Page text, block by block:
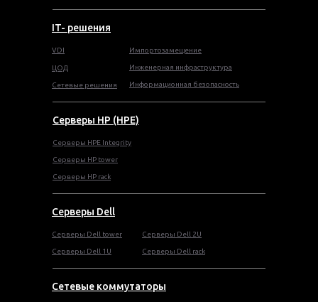
Серверы HP (HPE)
Серверы Dell
Сетевые коммутаторы
Серверы HPE Integrity
Cерверы HP tower
Cерверы HP rack
Cерверы Dell tower
Серверы Dell 1U
Серверы Dell 2U
Серверы Dell rack
VDI
ЦОД
Сетевые решения
Импортозамещение
Инженерная инфраструктура
Информационная безопасность
IT- решения